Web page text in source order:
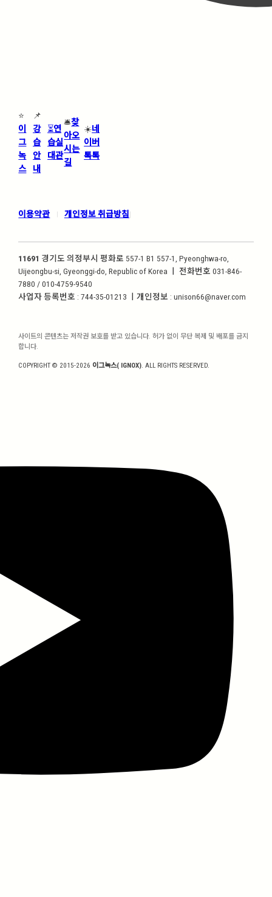
⭐
이
그
녹
스
📌
강
습
안
내
⏳연
습실
대관
🛎️찾
아오
시는
길
☀️네
이버
톡톡
이용약관 개인정보 취급방침 |
11691 경기도 의정부시 평화로 557-1 B1 557-1, Pyeonghwa-ro,
Uijeongbu-si, Gyeonggi-do, Republic of Korea ㅣ 전화번호 031-846-
7880 / 010-4759-9540
사업자 등록번호 : 744-35-01213 ㅣ개인정보 : unison66@naver.com
사이트의 콘텐츠는 저작권 보호를 받고 있습니다. 허가 없이 무단 복제 및 배포를 금지
합니다.
COPYRIGHT © 2015-2026 이그녹스( IGNOX). ALL RIGHTS RESERVED.